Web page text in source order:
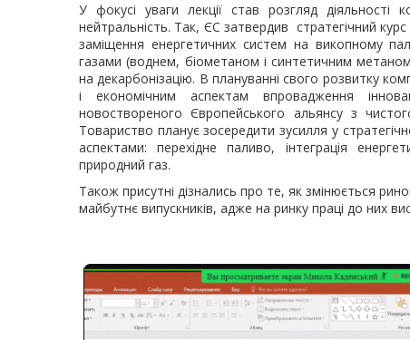
У фокусі уваги лекції став розгляд діяльності
нейтральність. Так, ЄС затвердив стратегічний
заміщення енергетичних систем на викопному
газами (воднем, біометаном і синтетичним
на декарбонізацію. В плануванні свого розвитку
і економічним аспектам впровадження
новоствореного Європейського альянсу з
Товариство планує зосередити зусилля у
аспектами: перехідне паливо, інтеграція
природний газ.
Також присутні дізнались про те, як змінюється
майбутнє випускників, адже на ринку праці до них